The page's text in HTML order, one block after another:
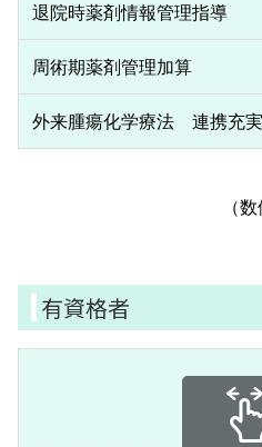
退院時薬剤情報管理指導
周術期薬剤管理加算
外来腫瘍化学療法 連携充
（
有資格者